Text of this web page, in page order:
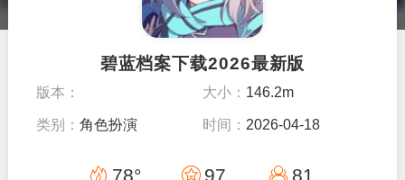
碧蓝档案下载2026最新版
版本： 大小： 146.2m
类别：角色扮演 时间： 2026-04-18
78° 97 81